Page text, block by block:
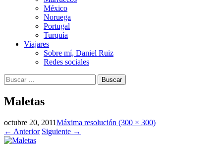
México
Noruega
Portugal
Turquía
Viajares
Sobre mí, Daniel Ruiz
Redes sociales
Buscar:
Maletas
octubre 20, 2011Máxima resolución (300 × 300)
← Anterior Siguiente →